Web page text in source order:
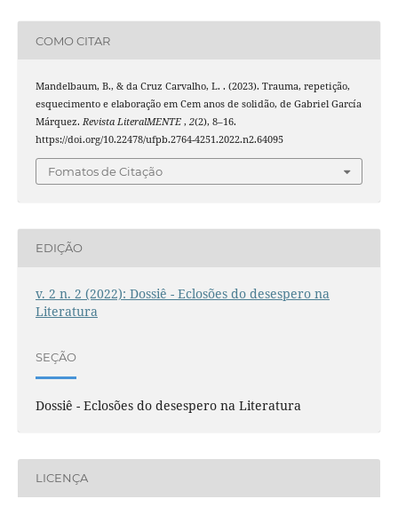
COMO CITAR
Mandelbaum, B., & da Cruz Carvalho, L. . (2023). Trauma, repetição,
esquecimento e elaboração em Cem anos de solidão, de Gabriel García
Márquez. Revista LiteralMENTE , 2(2), 8–16.
https://doi.org/10.22478/ufpb.2764-4251.2022.n2.64095
Fomatos de Citação
EDIÇÃO
v. 2 n. 2 (2022): Dossiê - Eclosões do desespero na
Literatura
SEÇÃO
Dossiê - Eclosões do desespero na Literatura
LICENÇA